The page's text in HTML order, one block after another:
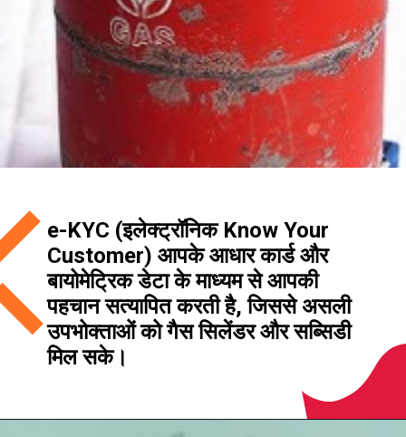
e-KYC (इलेक्ट्रॉनिक Know Your
Customer) आपके आधार कार्ड और
बायोमेट्रिक डेटा के माध्यम से आपकी
पहचान सत्यापित करती है, जिससे असली
उपभोक्ताओं को गैस सिलेंडर और सब्सिडी
मिल सके।